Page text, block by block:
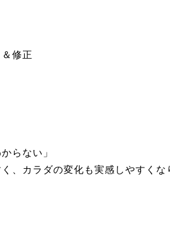
修正
らない」
、
カラダの変化も実感しやすくな